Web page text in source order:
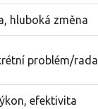
hluboká změna
problém/rada
efektivita